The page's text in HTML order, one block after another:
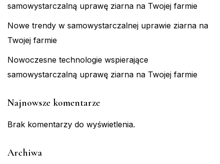
samowystarczalną uprawę ziarna na Twojej farmie
Nowe trendy w samowystarczalnej uprawie ziarna na
Twojej farmie
Nowoczesne technologie wspierające
samowystarczalną uprawę ziarna na Twojej farmie
Najnowsze komentarze
Brak komentarzy do wyświetlenia.
Archiwa